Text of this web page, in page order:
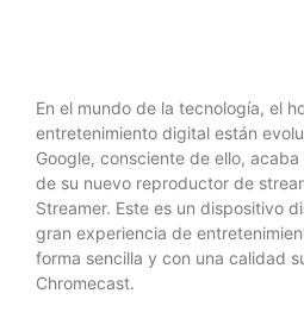
En el mundo de la tecnología, el
entretenimiento digital están
Google, consciente de ello,
de su nuevo reproductor de
Streamer. Este es un dispositivo
gran experiencia de
forma sencilla y con una calidad
Chromecast.